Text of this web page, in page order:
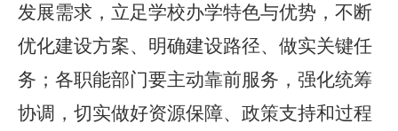
发展需求，立足学校办学特色与优势，不断
优化建设方案、明确建设路径、做实关键任
务；各职能部门要主动靠前服务，强化统筹
协调，切实做好资源保障、政策支持和过程